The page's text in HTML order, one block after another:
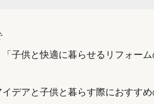
子供と快適に暮らせるリフォーム
デアと子供と暮らす際におすすめ